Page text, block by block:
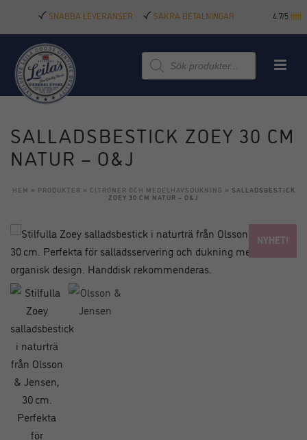
SNABBA LEVERANSER SÄKRA BETALNINGAR 4.7/5
Produktsökning
SALLADSBESTICK ZOEY 30 CM
NATUR – O&J
HEM » PRODUKTER » CITRONER OCH MEDELHAVSDUKNING » SALLADSBESTICK
ZOEY 30 CM NATUR – O&J
NYHET!